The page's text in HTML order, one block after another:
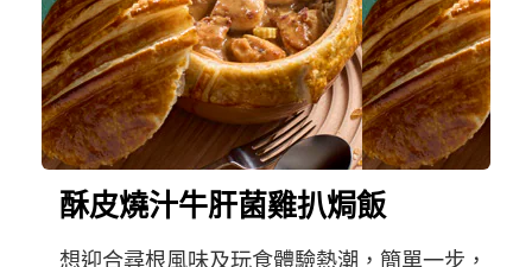
酥皮燒汁牛肝菌雞扒焗飯
想迎合尋根風味及玩食體驗熱潮，簡單一步，